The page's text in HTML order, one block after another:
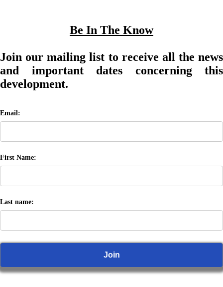
Be In The Know
Join our mailing list to receive all the news
and important dates concerning this
development.
Email:
First Name:
Last name: